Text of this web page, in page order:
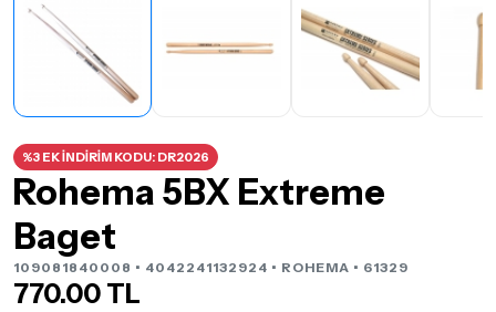
%3 EK İNDİRİM KODU: DR2026
Rohema 5BX Extreme
Baget
109081840008 • 4042241132924 • ROHEMA • 61329
770.00 TL